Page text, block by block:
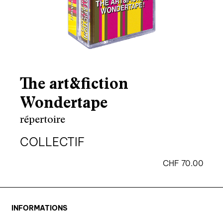
à paraître
éditions de tête
programmes semestriels
au-delà du livre ↓
qui sommes-nous? ↓
The art&fiction
Wondertape
répertoire
COLLECTIF
CHF 70.00
INFORMATIONS